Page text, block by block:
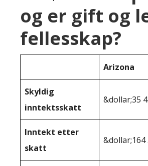
og er gift og
fellesskap?
Arizona
Skyldig
inntektsskatt
&dollar;35
Inntekt etter
skatt
&dollar;164